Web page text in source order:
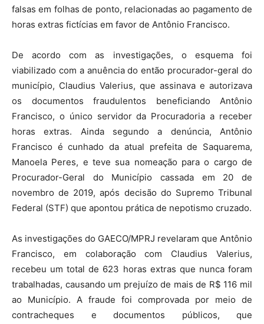
falsas em folhas de ponto, relacionadas ao pagamento de
horas extras fictícias em favor de Antônio Francisco.
De acordo com as investigações, o esquema foi
viabilizado com a anuência do então procurador-geral do
município, Claudius Valerius, que assinava e autorizava
os documentos fraudulentos beneficiando Antônio
Francisco, o único servidor da Procuradoria a receber
horas extras. Ainda segundo a denúncia, Antônio
Francisco é cunhado da atual prefeita de Saquarema,
Manoela Peres, e teve sua nomeação para o cargo de
Procurador-Geral do Município cassada em 20 de
novembro de 2019, após decisão do Supremo Tribunal
Federal (STF) que apontou prática de nepotismo cruzado.
As investigações do GAECO/MPRJ revelaram que Antônio
Francisco, em colaboração com Claudius Valerius,
recebeu um total de 623 horas extras que nunca foram
trabalhadas, causando um prejuízo de mais de R$ 116 mil
ao Município. A fraude foi comprovada por meio de
contracheques e documentos públicos, que